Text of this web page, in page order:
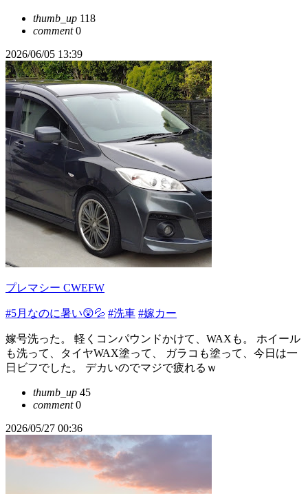
thumb_up 118
comment0
2026/06/05 13:39
プレマシー CWEFW
#5月なのに暑い😲💦 #洗車 #嫁カー
嫁号洗った。 軽くコンパウンドかけて、WAXも。 ホイール
も洗って、タイヤWAX塗って、 ガラコも塗って、今日は一
日ビフでした。 デカいのでマジで疲れるｗ
thumb_up 45
comment0
2026/05/27 00:36